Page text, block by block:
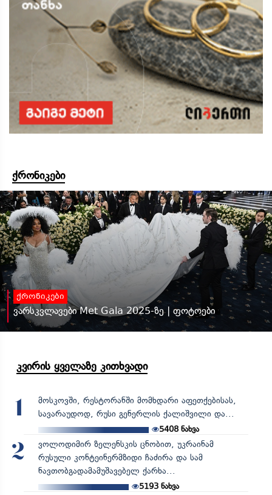
ქრონიკები
ქრონიკები
ვარსკვლავები Met Gala 2025-ზე | ფოტოები
კვირის ყველაზე კითხვადი
1
მოსკოვში, რესტორანში მომხდარი აფეთქებისას,
სავარაუდოდ, რუსი გენერლის ქალიშვილი და...
5408 ნახვა
2
ვოლოდიმირ ზელენსკის ცნობით, უკრაინამ
რუსული კონტეინერმზიდი ჩაძირა და სამ
ნავთობგადამამუშავებელ ქარხა...
5193ნახვა